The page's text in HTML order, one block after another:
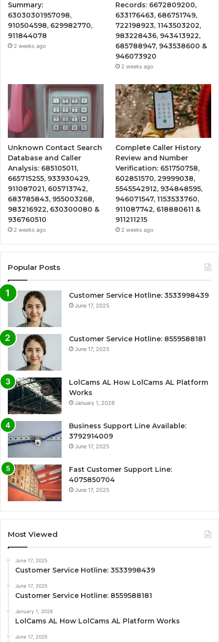
Summary:
63030301957098,
910504598, 629982770,
911844078
2 weeks ago
Records: 6672809200,
633176463, 686751749,
722198923, 1143503202,
983228436, 943413922,
685788947, 943538600 &
946073920
2 weeks ago
Unknown Contact Search
Database and Caller
Analysis: 685105011,
665715255, 933930429,
911087021, 605713742,
683785843, 955003268,
983216922, 630300080 &
936760510
2 weeks ago
Complete Caller History
Review and Number
Verification: 651750758,
602851570, 29999038,
5545542912, 934848595,
946071547, 1153533760,
911087742, 618880611 &
911211215
2 weeks ago
Popular Posts
Customer Service Hotline: 3533998439
June 17, 2025
Customer Service Hotline: 8559588181
June 17, 2025
LolCams AL How LolCams AL Platform
Works
January 1, 2026
Business Support Line Available:
3792914009
June 17, 2025
Fast Customer Support Line:
4075850704
June 17, 2025
Most Viewed
June 17, 2025
Customer Service Hotline: 3533998439
June 17, 2025
Customer Service Hotline: 8559588181
January 1, 2026
LolCams AL How LolCams AL Platform Works
June 17, 2025